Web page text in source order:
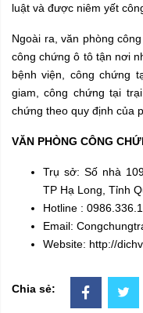
luật và được niêm yết
Ngoài ra, văn phòng
công chứng ô tô tận nơi
bệnh viện, công chứng
giam, công chứng tại
chứng theo quy định của
VĂN PHÒNG CÔNG
Trụ sở: Số nhà
TP Hạ Long, Tỉnh
Hotline :
Email:
Website: http://
Chia sẻ: